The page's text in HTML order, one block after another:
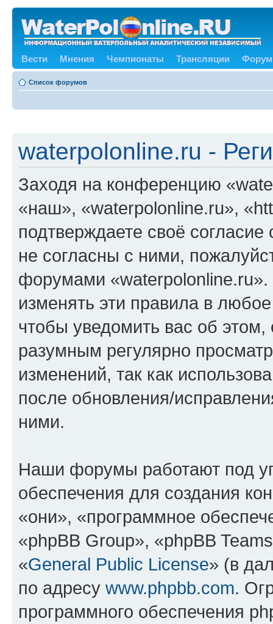
Вести Мнения Чемпионаты Трансляции Форум
Список форумов
waterpolonline.ru -
Заходя на конференцию
«наш», «waterpolonline.ru»,
подтверждаете своё
не согласны с ними,
форумами
изменять эти правила в
чтобы уведомить вас об
разумным регулярно
изменений, так как
после обновления/
ними.
Наши форумы работают под
обеспечения для создания
«они», «программное
«phpBB Group», «phpBB
«General Public License» (в
по адресу www.phpbb.com.
программного обеспечения